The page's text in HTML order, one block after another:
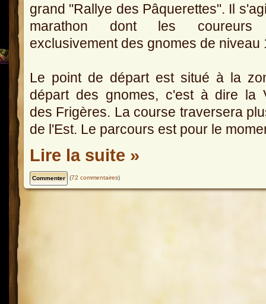
grand "Rallye des Pâquerettes". Il
marathon dont les coureurs
exclusivement des gnomes de niveau
Le point de départ est situé à la
départ des gnomes, c'est à dire la
des Frigères. La course traversera
de l'Est. Le parcours est pour le
Lire la suite »
(72 commentaires)